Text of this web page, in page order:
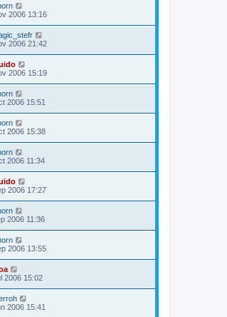
2006 13:16
2006 21:42
2006 15:19
2006 15:51
2006 15:38
2006 11:34
2006 17:27
2006 11:36
2006 13:55
2006 15:02
2006 15:41